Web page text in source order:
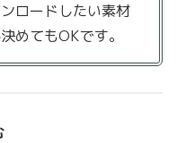
ロードしたい素材
めてもOKです。